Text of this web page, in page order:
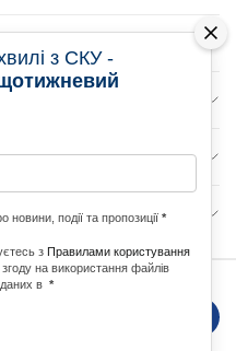
з СКУ -
події та пропозиції *
з Правилами користування
на використання файлів
в *